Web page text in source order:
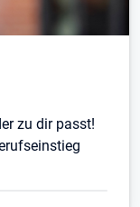
zu dir passt!